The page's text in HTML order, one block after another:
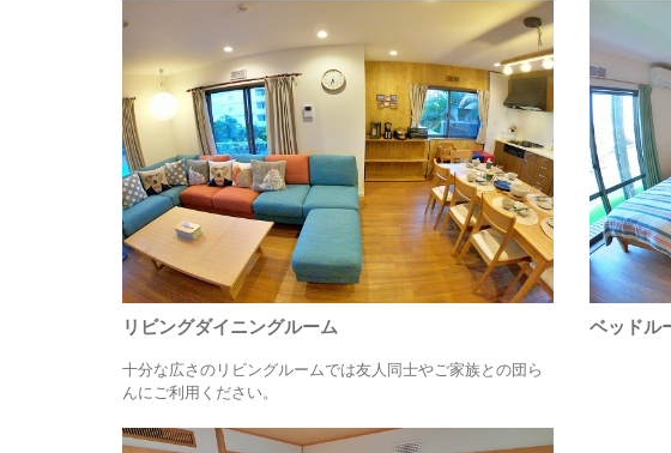
リビングダイニングルーム
十分な広さのリビングルームでは友人同士やご家族との団ら
んにご利用ください。
ベッドル